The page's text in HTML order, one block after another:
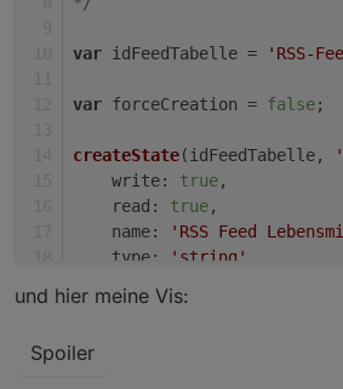
var idFeedTabelle = 'RSS-
var forceCreation = false;
createState(idFeedTabelle,
    write:
true,
    read:
true,
    name:
'RSS Feed
    type:
'string'
    role:
'html'
und hier meine Vis:
Spoiler